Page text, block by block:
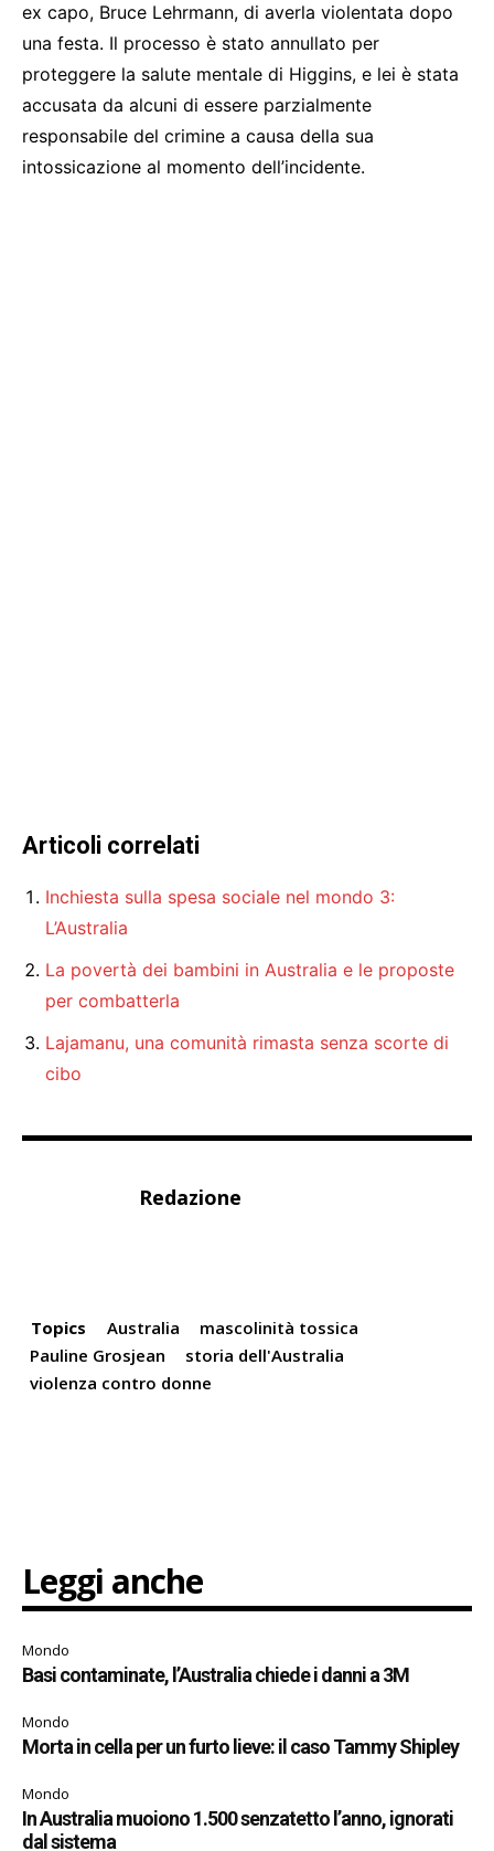
ex capo, Bruce Lehrmann, di averla violentata dopo
una festa. Il processo è stato annullato per
proteggere la salute mentale di Higgins, e lei è stata
accusata da alcuni di essere parzialmente
responsabile del crimine a causa della sua
intossicazione al momento dell’incidente.
Articoli correlati
Inchiesta sulla spesa sociale nel mondo 3:
L’Australia
La povertà dei bambini in Australia e le proposte
per combatterla
Lajamanu, una comunità rimasta senza scorte di
cibo
Redazione
Topics Australia
mascolinità tossica
Pauline Grosjean
storia dell'Australia
violenza contro donne
Leggi anche
Mondo
Basi contaminate, l’Australia chiede i danni a 3M
Mondo
Morta in cella per un furto lieve: il caso Tammy Shipley
Mondo
In Australia muoiono 1.500 senzatetto l’anno, ignorati
dal sistema